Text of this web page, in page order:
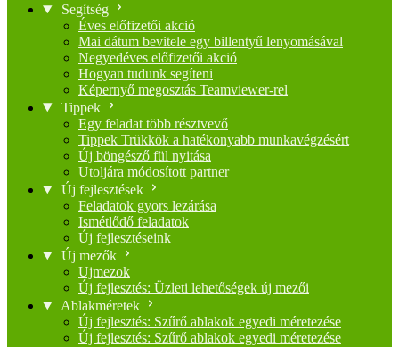
Segítség
Éves előfizetői akció
Mai dátum bevitele egy billentyű lenyomásával
Negyedéves előfizetői akció
Hogyan tudunk segíteni
Képernyő megosztás Teamviewer-rel
Tippek
Egy feladat több résztvevő
Tippek Trükkök a hatékonyabb munkavégzésért
Új böngésző fül nyitása
Utoljára módosított partner
Új fejlesztések
Feladatok gyors lezárása
Ismétlődő feladatok
Új fejlesztéseink
Új mezők
Ujmezok
Új fejlesztés: Üzleti lehetőségek új mezői
Ablakméretek
Új fejlesztés: Szűrő ablakok egyedi méretezése
Új fejlesztés: Szűrő ablakok egyedi méretezése